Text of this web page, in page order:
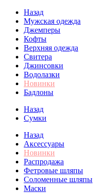
Назад
Мужская одежда
Джемперы
Кофты
Верхняя одежда
Свитера
Джинсовки
Водолазки
Новинки
Бадлоны
Назад
Сумки
Назад
Аксессуары
Новинки
Распродажа
Фетровые шляпы
Соломенные шляпы
Маски